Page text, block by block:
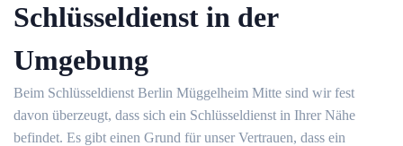
Schlüsseldienst in der
Umgebung
Beim Schlüsseldienst Berlin Müggelheim Mitte sind wir fest
davon überzeugt, dass sich ein Schlüsseldienst in Ihrer Nähe
befindet. Es gibt einen Grund für unser Vertrauen, dass ein